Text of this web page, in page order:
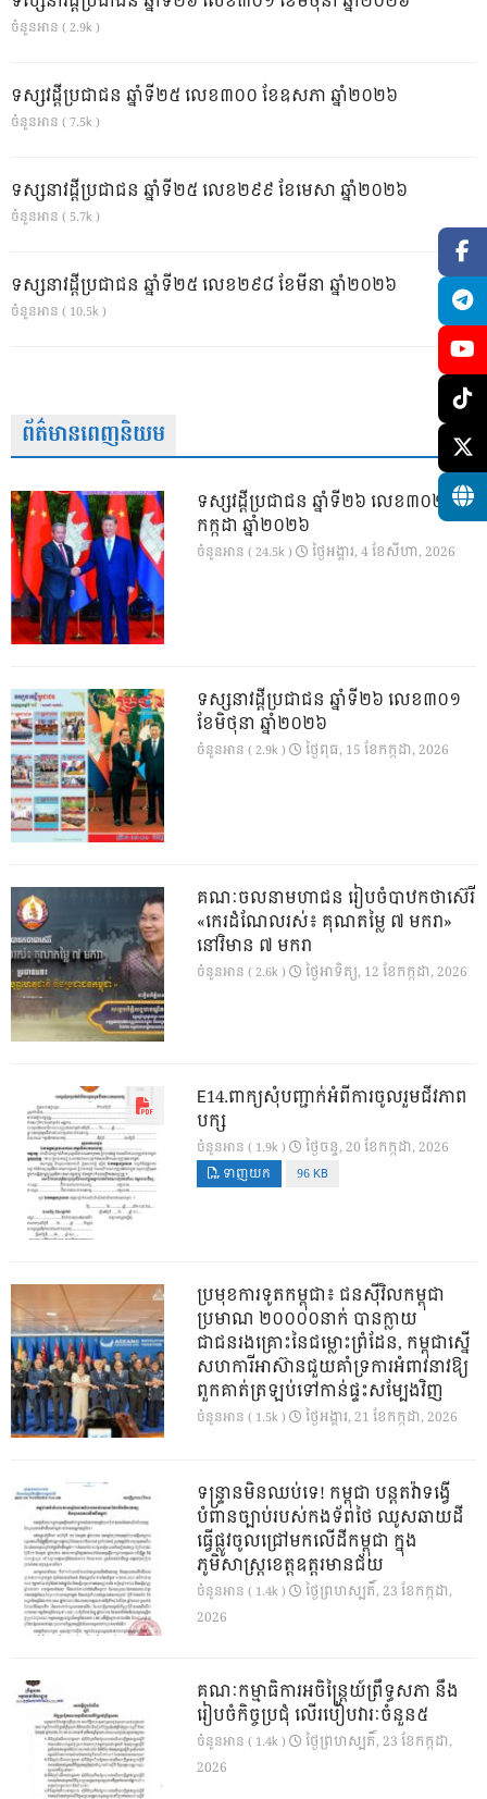
ចំនួនអាន ( 2.9k )
ទស្សវដ្តីប្រជាជន ឆ្នាំទី២៥ លេខ៣០០ ខែឧសភា ឆ្នាំ២០២៦
ចំនួនអាន ( 7.5k )
ទស្សនាវដ្ដីប្រជាជន ឆ្នាំទី២៥ លេខ២៩៩ ខែមេសា ឆ្នាំ២០២៦
ចំនួនអាន ( 5.7k )
ទស្សនាវដ្ដីប្រជាជន ឆ្នាំទី២៥ លេខ២៩៨ ខែមីនា ឆ្នាំ២០២៦
ចំនួនអាន ( 10.5k )
ព័ត៌មានពេញនិយម
ទស្សវដ្តីប្រជាជន ឆ្នាំទី២៦ លេខ៣០២ ខែ
កក្កដា ឆ្នាំ២០២៦
ចំនួនអាន ( 24.5k ) ថ្ងៃ​អង្គារ, 4 ខែ​សីហា, 2026
ទស្សនាវដ្ដីប្រជាជន ឆ្នាំទី២៦ លេខ៣០១
ខែមិថុនា ឆ្នាំ២០២៦
ចំនួនអាន ( 2.9k ) ថ្ងៃ​ពុធ, 15 ខែ​កក្កដា, 2026
គណៈចលនាមហាជន រៀបចំបាឋកថាស៊េរី
«កេរដំណែលរស់៖ គុណតម្លៃ ៧ មករា»
នៅវិមាន ៧ មករា
ចំនួនអាន ( 2.6k ) ថ្ងៃ​អាទិត្យ, 12 ខែ​កក្កដា, 2026
E14.ពាក្យសុំបញ្ជាក់អំពីការចូលរួមជីវភាព
បក្ស
ចំនួនអាន ( 1.9k ) ថ្ងៃ​ចន្ទ, 20 ខែ​កក្កដា, 2026
ទាញយក 96 KB
ប្រមុខការទូតកម្ពុជា៖ ជនស៊ីវិលកម្ពុជា
ប្រមាណ ២០០០០នាក់ បានក្លាយ
ជាជនរងគ្រោះនៃជម្លោះព្រំដែន, កម្ពុជាស្នើ
សហការីអាស៊ានជួយគាំទ្រការអំពាវនាវឱ្យ
ពួកគាត់ត្រឡប់ទៅកាន់ផ្ទះសម្បែងវិញ
ចំនួនអាន ( 1.5k ) ថ្ងៃ​អង្គារ, 21 ខែ​កក្កដា, 2026
ទន្ទ្រានមិនឈប់ទេ! កម្ពុជា បន្តតវ៉ាទង្វើ
បំពានច្បាប់របស់កងទ័ពថៃ ឈូសឆាយដី
ធ្វើផ្លូវចូលជ្រៅមកលើដីកម្ពុជា ក្នុង
ភូមិសាស្ត្រខេត្តឧត្តរមានជ័យ
ចំនួនអាន ( 1.4k )
ថ្ងៃ​ព្រហស្បតិ៍, 23 ខែ​កក្កដា,
2026
គណៈកម្មាធិការអចិន្ត្រៃយ៍ព្រឹទ្ធសភា នឹង
រៀបចំកិច្ចប្រជុំ លើរបៀបវារៈចំនួន៥
ចំនួនអាន ( 1.4k )
ថ្ងៃ​ព្រហស្បតិ៍, 23 ខែ​កក្កដា,
2026